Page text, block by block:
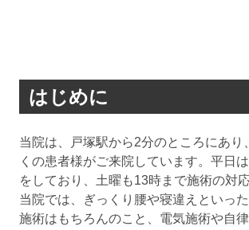
はじめに
当院は、戸塚駅から2分のところにあり
くの患者様がご来院しています。平日
をしており、土曜も13時まで施術の対
当院では、ぎっくり腰や寝違えといっ
施術はもちろんのこと、電気施術や自